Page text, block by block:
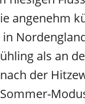
angenehm
als an
der